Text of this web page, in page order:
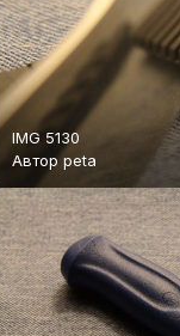
IMG 5130
Авторpeta